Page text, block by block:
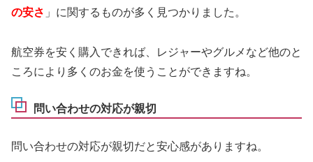
の安さ 」に関するものが多く見つかりました。
航空券を安く購入できれば、レジャーやグルメなど他のと
ころにより多くのお金を使うことができますね。
問い合わせの対応が親切
問い合わせの対応が親切だと安心感がありますね。